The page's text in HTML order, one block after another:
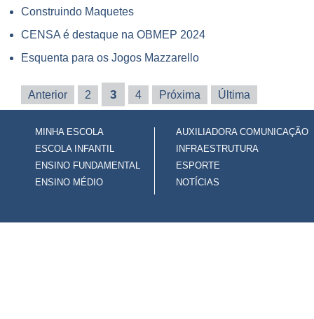
Construindo Maquetes
CENSA é destaque na OBMEP 2024
Esquenta para os Jogos Mazzarello
Anterior 2 3 4 Próxima Última
MINHA ESCOLA
ESCOLA INFANTIL
ENSINO FUNDAMENTAL
ENSINO MÉDIO
AUXILIADORA COMUNICAÇÃO
INFRAESTRUTURA
ESPORTE
NOTÍCIAS